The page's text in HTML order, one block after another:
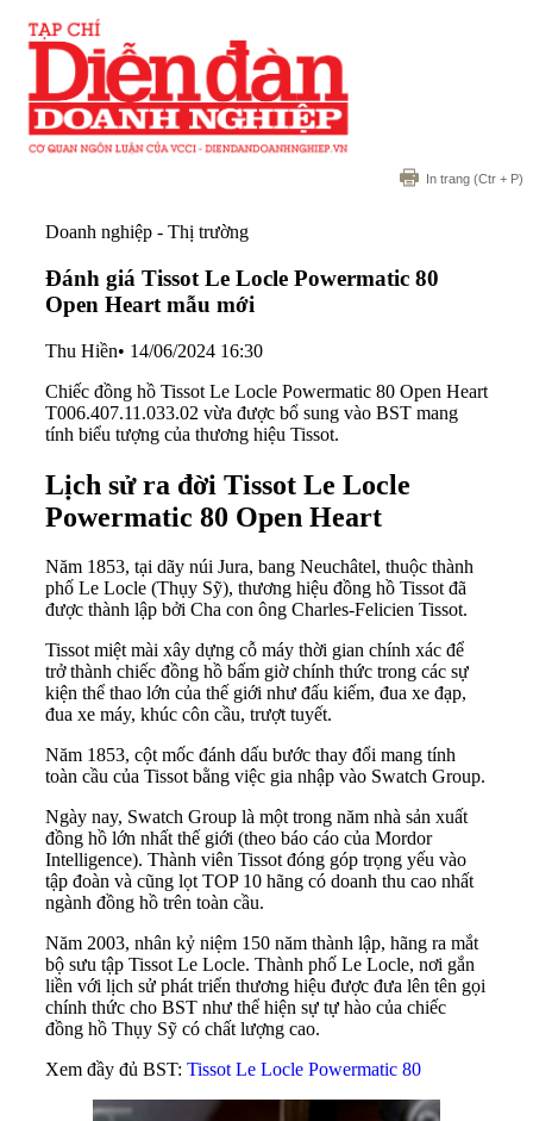
In trang (Ctr + P)
Doanh nghiệp - Thị trường
Đánh giá Tissot Le Locle Powermatic 80
Open Heart mẫu mới
Thu Hiền• 14/06/2024 16:30
Chiếc đồng hồ Tissot Le Locle Powermatic 80 Open Heart
T006.407.11.033.02 vừa được bổ sung vào BST mang
tính biểu tượng của thương hiệu Tissot.
Lịch sử ra đời Tissot Le Locle
Powermatic 80 Open Heart
Năm 1853, tại dãy núi Jura, bang Neuchâtel, thuộc thành
phố Le Locle (Thụy Sỹ), thương hiệu đồng hồ Tissot đã
được thành lập bởi Cha con ông Charles-Felicien Tissot.
Tissot miệt mài xây dựng cỗ máy thời gian chính xác để
trở thành chiếc đồng hồ bấm giờ chính thức trong các sự
kiện thể thao lớn của thế giới như đấu kiếm, đua xe đạp,
đua xe máy, khúc côn cầu, trượt tuyết.
Năm 1853, cột mốc đánh dấu bước thay đổi mang tính
toàn cầu của Tissot bằng việc gia nhập vào Swatch Group.
Ngày nay, Swatch Group là một trong năm nhà sản xuất
đồng hồ lớn nhất thế giới (theo báo cáo của Mordor
Intelligence). Thành viên Tissot đóng góp trọng yếu vào
tập đoàn và cũng lọt TOP 10 hãng có doanh thu cao nhất
ngành đồng hồ trên toàn cầu.
Năm 2003, nhân kỷ niệm 150 năm thành lập, hãng ra mắt
bộ sưu tập Tissot Le Locle. Thành phố Le Locle, nơi gắn
liền với lịch sử phát triển thương hiệu được đưa lên tên gọi
chính thức cho BST như thể hiện sự tự hào của chiếc
đồng hồ Thụy Sỹ có chất lượng cao.
Xem đầy đủ BST: Tissot Le Locle Powermatic 80